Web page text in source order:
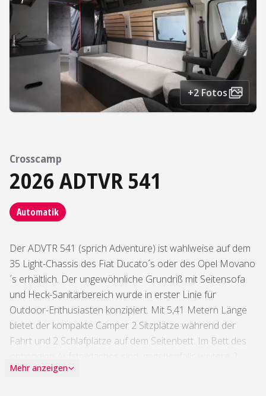
+2 Fotos
Crosscamp
2026 ADTVR 541
Automatik
Der ADVTR 541 (sprich Adventure) ist wahlweise auf dem
35 Light-Chassis des Fiat Ducato´s oder des Opel Movano
´s erhältlich. Der ungewöhnliche Grundriß mit Seitensofa
und Heck-Sanitärbereich wurde in erster Linie für
Outdoor-Enthusiasten konzipiert. Mit 5,41 Metern Länge
bietet der kompakte Camper 2 Sitzplätze während der
Fahrt und 2 Schlafplätze auf dem Seitenbett. Im Bett des
Schlafplätze zu finden. Bereits in der Serienausstattung
Mehr anzeigen